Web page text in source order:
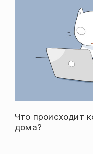
Что происходит
дома?